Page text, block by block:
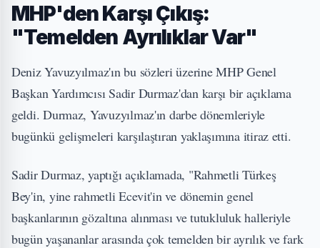
MHP'den Karşı Çıkış:
"Temelden Ayrılıklar Var"
Deniz Yavuzyılmaz'ın bu sözleri üzerine MHP Genel
Başkan Yardımcısı Sadir Durmaz'dan karşı bir açıklama
geldi. Durmaz, Yavuzyılmaz'ın darbe dönemleriyle
bugünkü gelişmeleri karşılaştıran yaklaşımına itiraz etti.
Sadir Durmaz, yaptığı açıklamada, "Rahmetli Türkeş
Bey'in, yine rahmetli Ecevit'in ve dönemin genel
başkanlarının gözaltına alınması ve tutukluluk halleriyle
bugün yaşananlar arasında çok temelden bir ayrılık ve fark